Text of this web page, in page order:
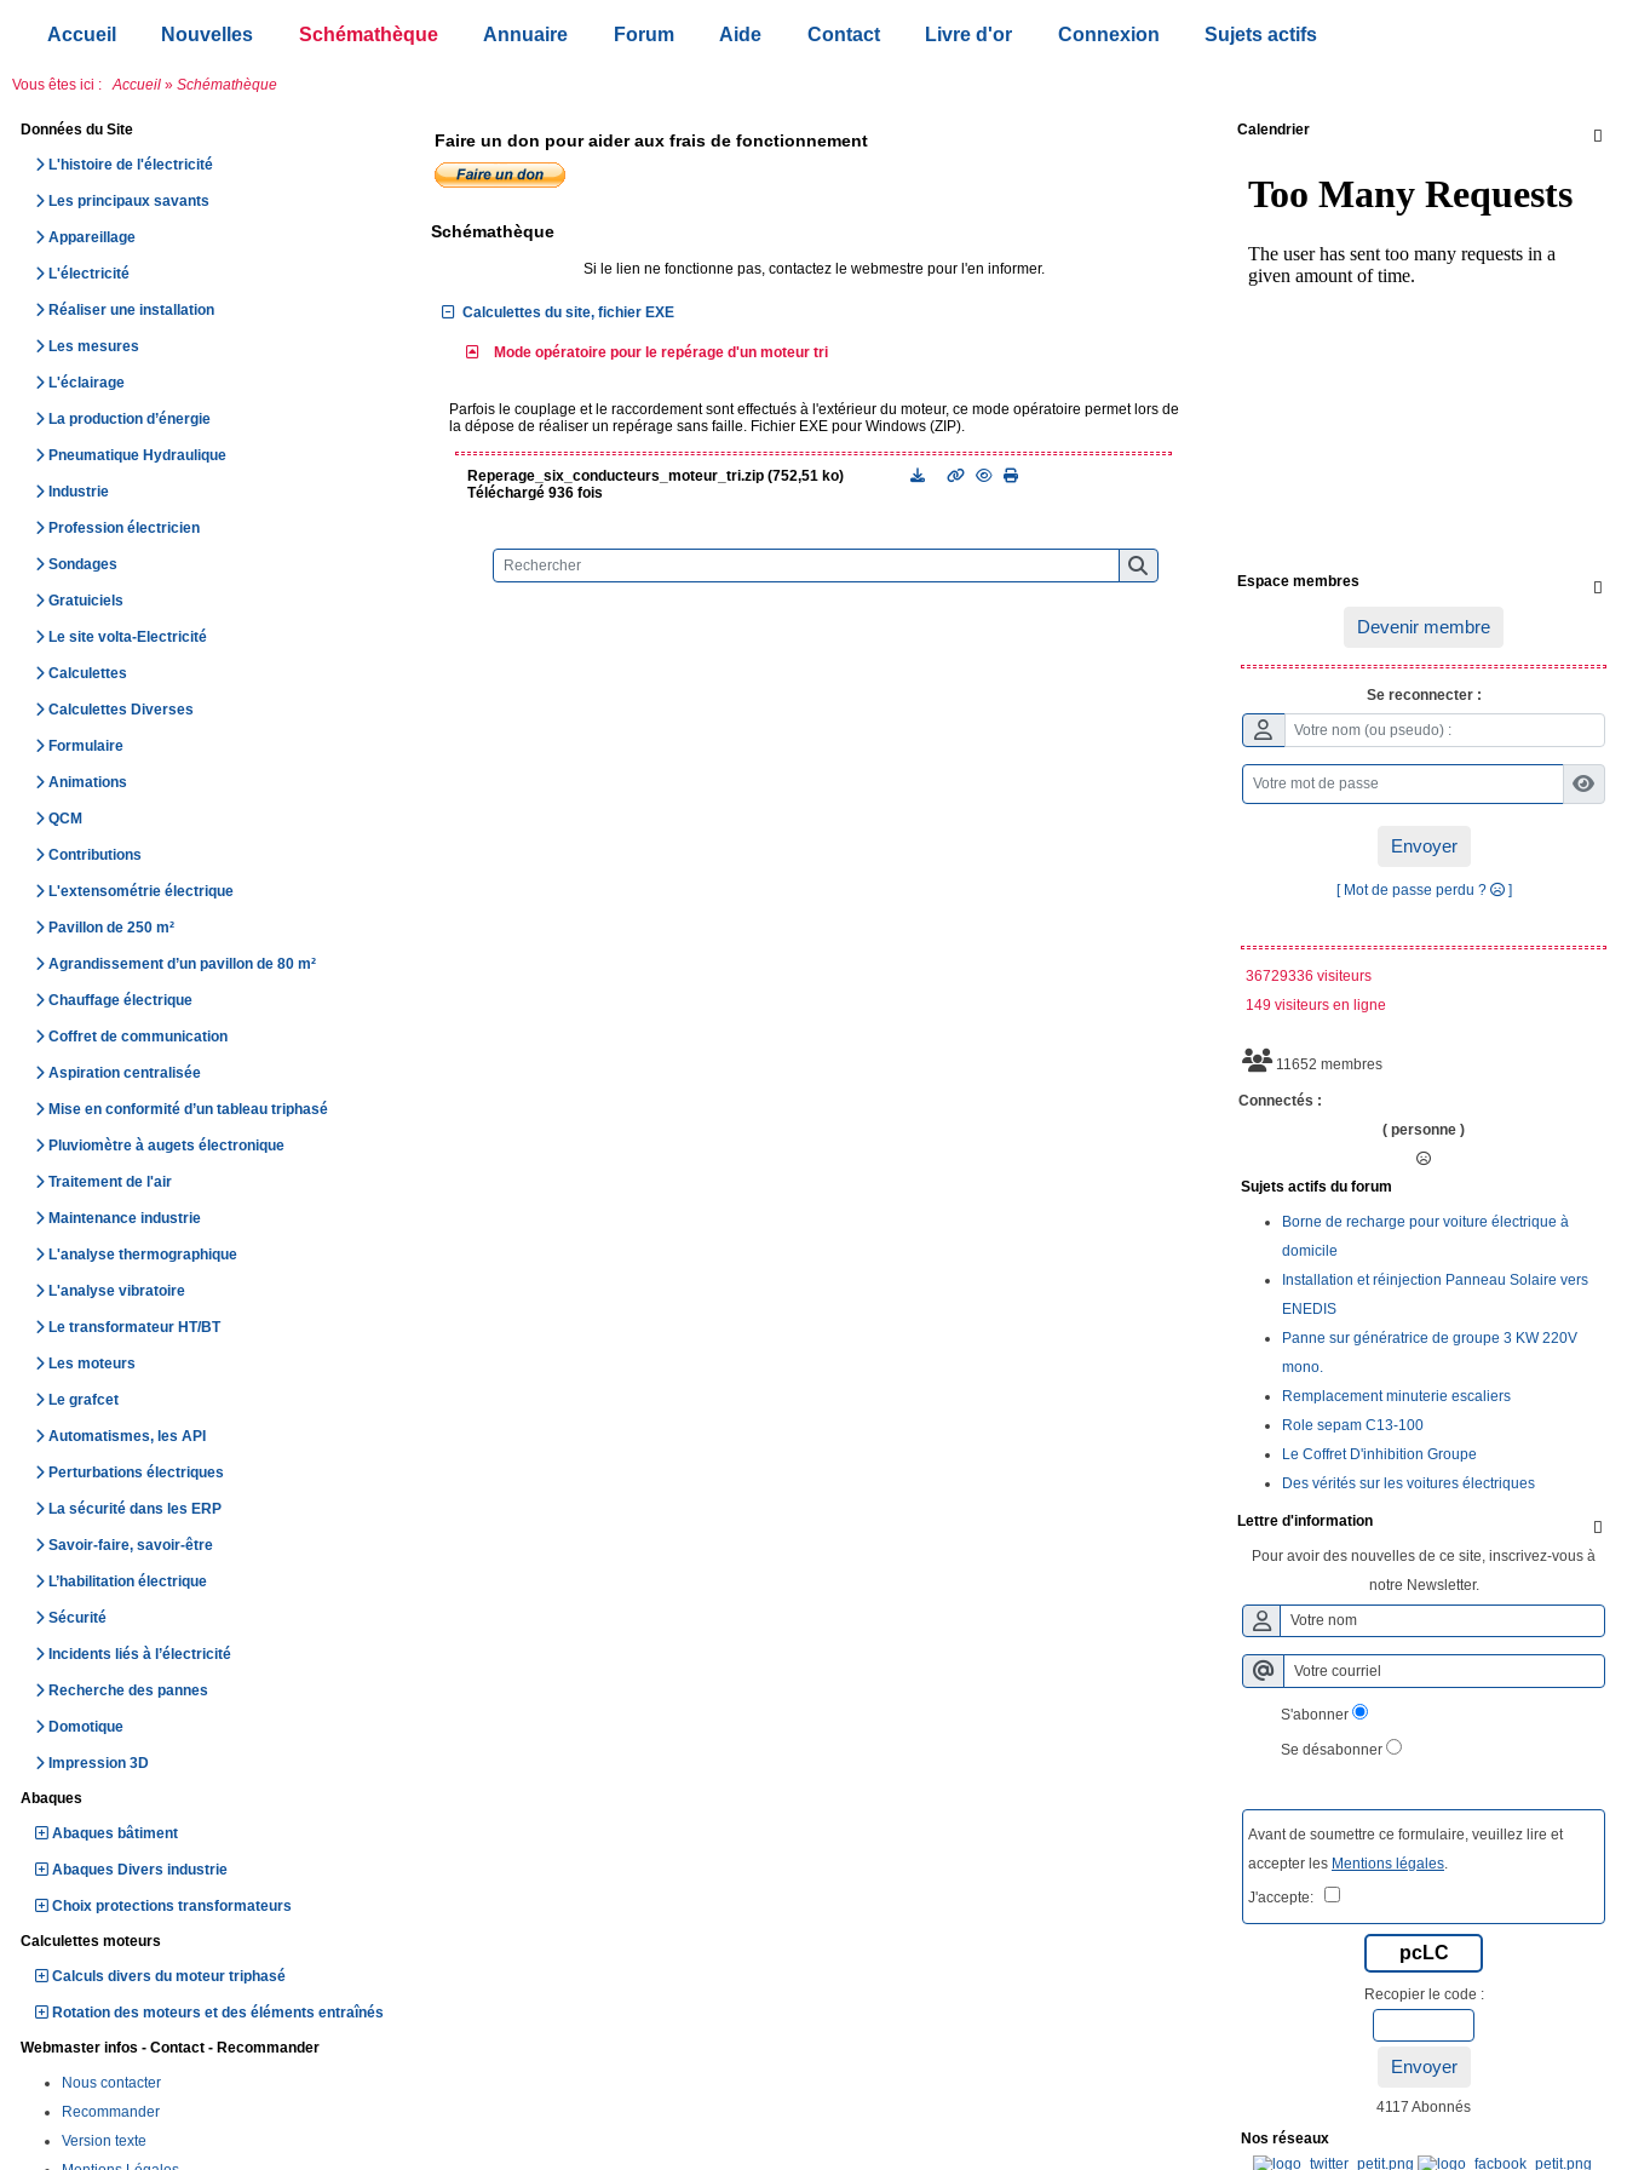
Accueil Nouvelles Schémathèque Annuaire Forum Aide Contact Livre d'or Connexion Sujets actifs
Vous êtes ici : Accueil » Schémathèque
Données du Site
L'histoire de l'électricité
Les principaux savants
Appareillage
L'électricité
Réaliser une installation
Les mesures
L'éclairage
La production d’énergie
Pneumatique Hydraulique
Industrie
Profession électricien
Sondages
Gratuiciels
Le site volta-Electricité
Calculettes
Calculettes Diverses
Formulaire
Animations
QCM
Contributions
L'extensométrie électrique
Pavillon de 250 m²
Agrandissement d’un pavillon de 80 m²
Chauffage électrique
Coffret de communication
Aspiration centralisée
Mise en conformité d’un tableau triphasé
Pluviomètre à augets électronique
Traitement de l'air
Maintenance industrie
L'analyse thermographique
L'analyse vibratoire
Le transformateur HT/BT
Les moteurs
Le grafcet
Automatismes, les API
Perturbations électriques
La sécurité dans les ERP
Savoir-faire, savoir-être
L’habilitation électrique
Sécurité
Incidents liés à l’électricité
Recherche des pannes
Domotique
Impression 3D
Abaques
Abaques bâtiment
Abaques Divers industrie
Choix protections transformateurs
Calculettes moteurs
Calculs divers du moteur triphasé
Rotation des moteurs et des éléments entraînés
Webmaster infos - Contact - Recommander
Nous contacter
Recommander
Version texte
Faire un don pour aider aux frais de fonctionnement
Schémathèque
Si le lien ne fonctionne pas, contactez le webmestre pour l'en informer.
Calculettes du site, fichier EXE
Mode opératoire pour le repérage d'un moteur tri
Parfois le couplage et le raccordement sont effectués à l'extérieur du moteur, ce mode opératoire permet lors de
la dépose de réaliser un repérage sans faille. Fichier EXE pour Windows (ZIP).
Reperage_six_conducteurs_moteur_tri.zip (752,51 ko)
Téléchargé 936 fois

Calendrier

Espace membres
Devenir membre
Se reconnecter :
Envoyer
[ Mot de passe perdu ? ]
36729336 visiteurs
149 visiteurs en ligne
11652 membres
Connectés :
( personne )
Sujets actifs du forum
Borne de recharge pour voiture électrique à
domicile
Installation et réinjection Panneau Solaire vers
ENEDIS
Panne sur génératrice de groupe 3 KW 220V
mono.
Remplacement minuterie escaliers
Role sepam C13-100
Le Coffret D'inhibition Groupe
Des vérités sur les voitures électriques

Lettre d'information
Pour avoir des nouvelles de ce site, inscrivez-vous à
notre Newsletter.
S'abonner
Se désabonner
Avant de soumettre ce formulaire, veuillez lire et
accepter les Mentions légales
J'accepte:
pcLC
Recopier le code :
Envoyer
4117 Abonnés
Nos réseaux